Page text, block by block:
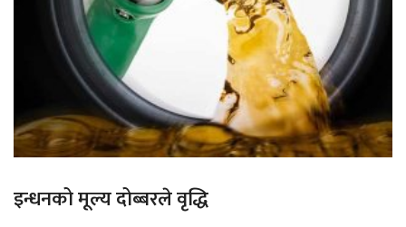
इन्धनको मूल्य दोब्बरले वृद्धि